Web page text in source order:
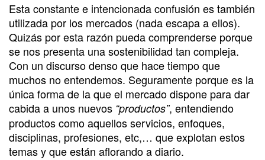
Esta constante e intencionada confusión es también
utilizada por los mercados (nada escapa a ellos).
Quizás por esta razón pueda comprenderse porque
se nos presenta una sostenibilidad tan compleja.
Con un discurso denso que hace tiempo que
muchos no entendemos. Seguramente porque es la
única forma de la que el mercado dispone para dar
cabida a unos nuevos “productos”, entendiendo
productos como aquellos servicios, enfoques,
disciplinas, profesiones, etc,… que explotan estos
temas y que están aflorando a diario.